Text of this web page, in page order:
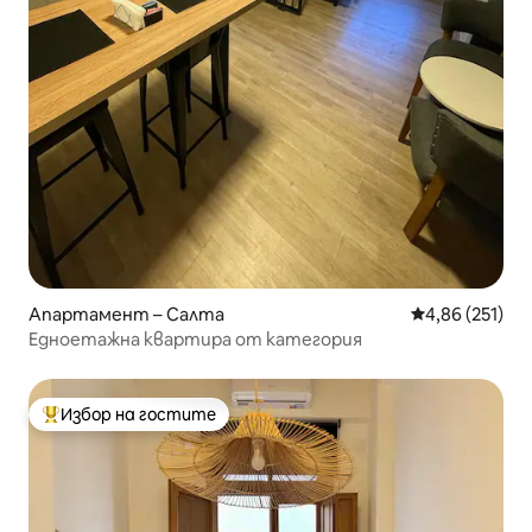
Апартамент – Салта Средна
4,86 (251)
Едноетажна квартира от категория
Най-популярен избор на гостите
Избор на гостите